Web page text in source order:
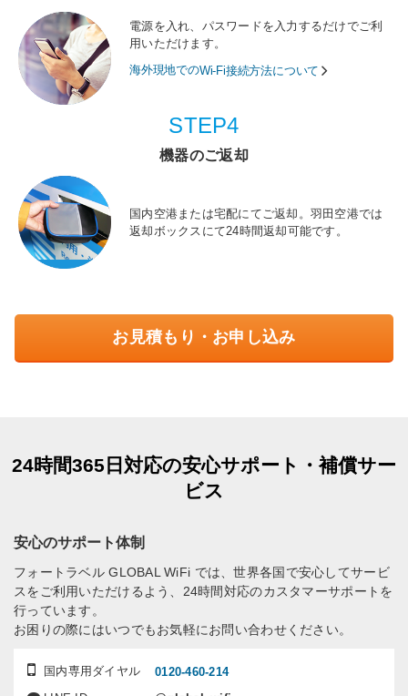
電源を入れ、パスワードを入力するだけでご利
用いただけます。
海外現地でのWi-Fi接続方法について
STEP4
機器のご返却
国内空港または宅配にてご返却。羽田空港では
返却ボックスにて24時間返却可能です。
お見積もり・お申し込み
24時間365日対応の安心サポート・補償サー
ビス
安心のサポート体制
国内専用ダイヤル
0120-460-214
フォートラベル GLOBAL WiFi では、世界各国で安心してサービ
スをご利用いただけるよう、24時間対応のカスタマーサポートを
行っています。
お困りの際にはいつでもお気軽にお問い合わせください。